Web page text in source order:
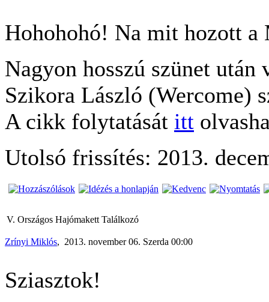
Hohohohó! Na mit hozott a
Nagyon hosszú szünet
Szikora László (Wercome)
A cikk folytatását itt
Utolsó frissítés: 2013.
V. Országos Hajómakett Találkozó
Zrínyi Miklós, 2013. november 06. Szerda 00:00
Sziasztok!